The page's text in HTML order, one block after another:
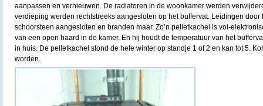
aanpassen en vernieuwen. De radiatoren in de woonkamer werden
verdieping werden rechtstreeks aangesloten op het buffervat. Leidingen
schoorsteen aangesloten en branden maar. Zo’n pelletkachel is vol-
van een open haard in de kamer. En hij houdt de temperatuur van het
in huis. De pelletkachel stond de hele winter op standje 1 of 2 en kan tot 5.
worden.